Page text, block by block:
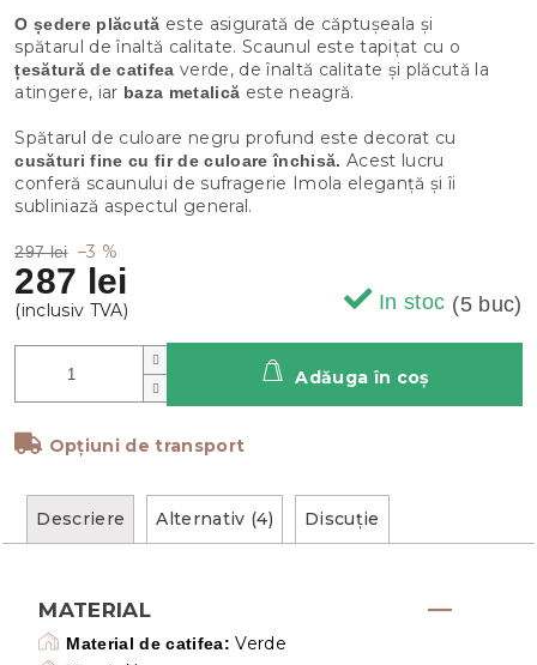
297 lei –3 %
287 lei
In stoc (5 buc)
Opțiuni de transport
Adăuga în coş
O ședere plăcută este asigurată de căptușeala și
spătarul de înaltă calitate. Scaunul este tapițat cu o
țesătură de catifea verde, de înaltă calitate și plăcută la
atingere, iar baza metalică este neagră.
Spătarul de culoare negru profund este decorat cu
cusături fine cu fir de culoare închisă. Acest lucru
conferă scaunului de sufragerie Imola eleganță și îi
subliniază aspectul general.
Descriere Alternativ (4) Discuţie
MATERIAL
Material de catifea: Verde